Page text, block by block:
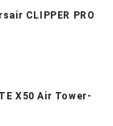
CLIPPER PRO
X50 Air Tower-